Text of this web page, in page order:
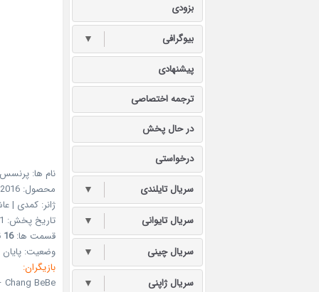
نام ها:
محصول: 2016 چین از شبکه
ژانر: کمدی |
تاریخ پخش: 21 مرداد 1395 – 11Aug2016
قسمت ها:16
وضعیت: پایان
بازیگران:
BeBe
بزودی
بیوگرافی ▼
پیشنهادی
ترجمه اختصاصی
در حال پخش
درخواستی
سریال تایلندی ▼
سریال تایوانی ▼
سریال چینی ▼
سریال ژاپنی ▼